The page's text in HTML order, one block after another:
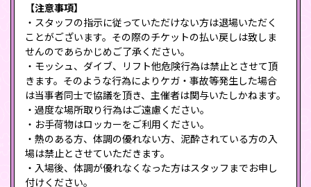
【注意事項】
・スタッフの指示に従っていただけない方は退場いただく
ことがございます。その際のチケットの払い戻しは致しま
せんのであらかじめご了承ください。
・モッシュ、ダイブ、リフト他危険行為は禁止とさせて頂
きます。そのような行為によりケガ・事故等発生した場合
は当事者同士で協議を頂き、主催者は関与いたしかねます。
・過度な場所取り行為はご遠慮ください。
・お手荷物はロッカーをご利用ください。
・熱のある方、体調の優れない方、泥酔されている方の入
場は禁止とさせていただきます。
・入場後、体調が優れなくなった方はスタッフまでお申し
付けください。